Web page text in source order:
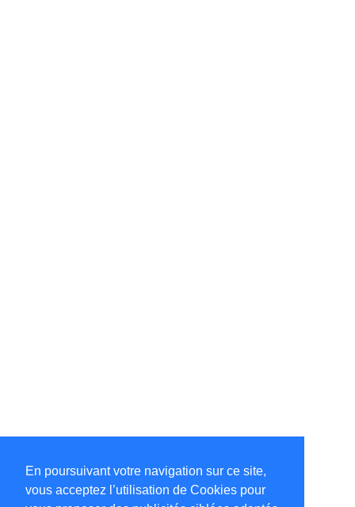
En poursuivant votre navigation sur ce site,
vous acceptez l’utilisation de Cookies pour